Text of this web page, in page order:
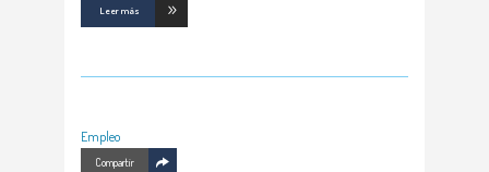
Leer más
Empleo
Compartir